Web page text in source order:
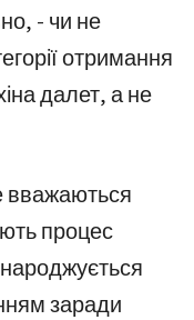
- чи не
отримання
далет, а не
вважаються
процес
народжується
заради